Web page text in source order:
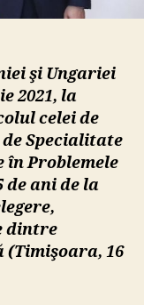
în
şi Ungariei
2021, la
celei de
Specialitate
în Problemele
ani de la
dintre
(Timişoara, 16